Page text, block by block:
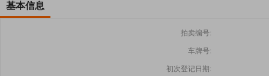
基本信息
拍卖编号:
车牌号:
初次登记日期: